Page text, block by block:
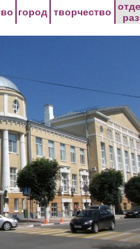
город творчество